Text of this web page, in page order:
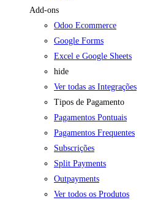
Add-ons
Odoo Ecommerce
Google Forms
Excel e Google Sheets
hide
Ver todas as Integrações
Tipos de Pagamento
Pagamentos Pontuais
Pagamentos Frequentes
Subscrições
Split Payments
Outpayments
Ver todos os Produtos